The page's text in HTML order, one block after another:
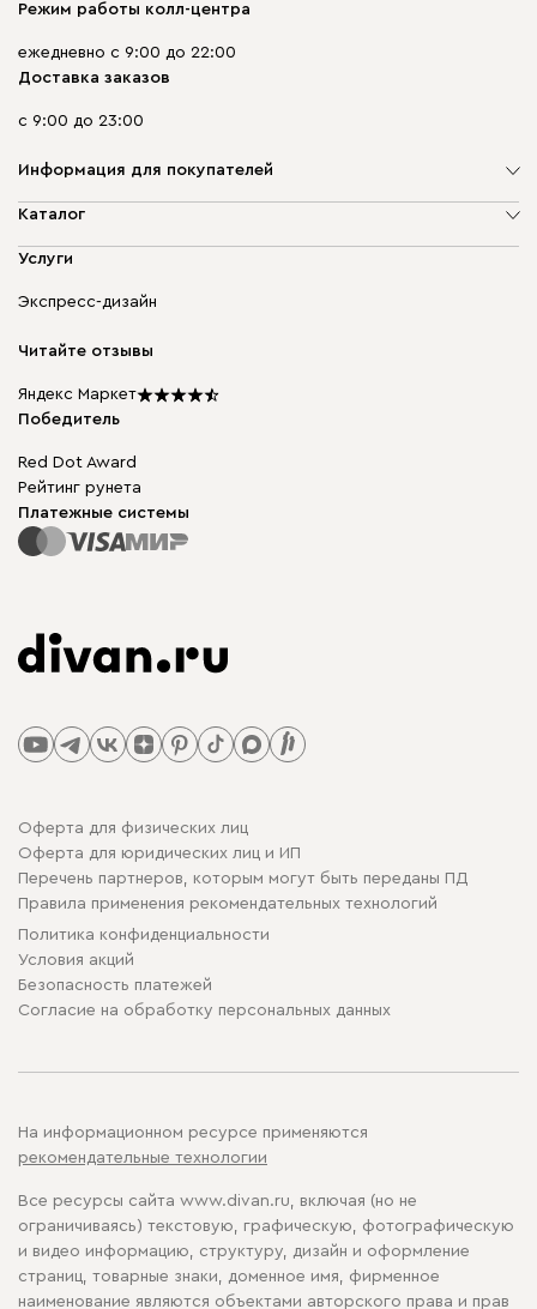
Режим работы колл-центра
ежедневно с 9:00 до 22:00
Доставка заказов
с 9:00 до 23:00
Информация для покупателей
О компании
Доставка и оплата
диван.клуб
Карьера
Подарочные сертификаты
Мы в прессе
Каталог
Мягкая мебель
Бескаркасная мебель
Столы и стулья
Услуги
Экспресс-дизайн
Читайте отзывы
Яндекс Маркет
Победитель
Red Dot Award
Рейтинг рунета
Платежные системы
Оферта для физических лиц
Оферта для юридических лиц и ИП
Перечень партнеров, которым могут быть переданы ПД
Правила применения рекомендательных технологий
Политика конфиденциальности
Условия акций
Безопасность платежей
Cогласие на обработку персональных данных
На информационном ресурсе применяются
рекомендательные технологии
Все ресурсы сайта www.divan.ru, включая (но не
ограничиваясь) текстовую, графическую, фотографическую
и видео информацию, структуру, дизайн и оформление
страниц, товарные знаки, доменное имя, фирменное
наименование являются объектами авторского права и прав